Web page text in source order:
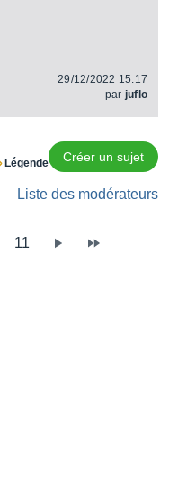
29/12/2022 15:17
par juflo
Créer un sujet
Légende
Liste des modérateurs
11